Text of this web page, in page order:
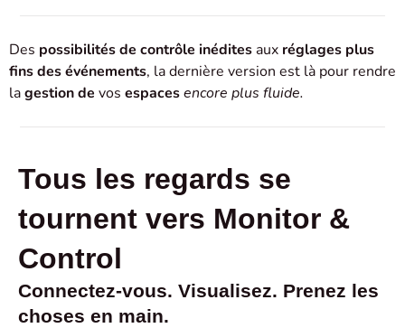
Des possibilités de contrôle inédites aux réglages plus
fins des événements, la dernière version est là pour rendre
lagestion de vos espacesencore plus fluide.
Tous les regards se
tournent vers Monitor &
Control
Connectez-vous. Visualisez. Prenez les
choses en main.